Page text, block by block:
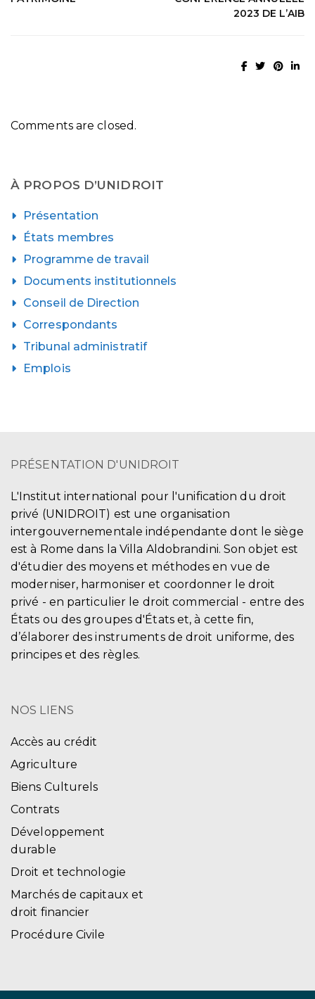
2023 DE L’AIB
Comments are closed.
À PROPOS D’UNIDROIT
Présentation
États membres
Programme de travail
Documents institutionnels
Conseil de Direction
Correspondants
Tribunal administratif
Emplois
PRÉSENTATION D'UNIDROIT
L'Institut international pour l'unification du droit
privé (UNIDROIT) est une organisation
intergouvernementale indépendante dont le siège
est à Rome dans la Villa Aldobrandini. Son objet est
d'étudier des moyens et méthodes en vue de
moderniser, harmoniser et coordonner le droit
privé - en particulier le droit commercial - entre des
États ou des groupes d'États et, à cette fin,
d’élaborer des instruments de droit uniforme, des
principes et des règles.
NOS LIENS
Accès au crédit
Agriculture
Biens Culturels
Contrats
Développement
durable
Droit et technologie
Marchés de capitaux et
droit financier
Procédure Civile